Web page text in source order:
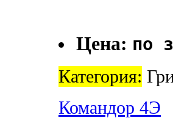
Цена: по
Категория:
Командор 4Э